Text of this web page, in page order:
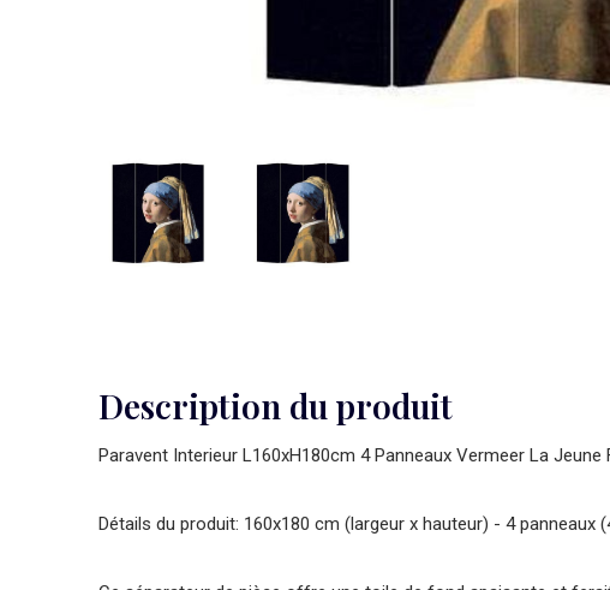
Description du produit
Paravent Interieur L160xH180cm 4 Panneaux Vermeer La Jeune
Détails du produit: 160x180 cm (largeur x hauteur) - 4 panneaux